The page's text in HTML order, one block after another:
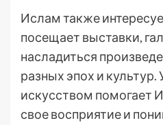
Ислам также
посещает выставки,
насладиться
разных эпох и культур.
искусством помогает
свое восприятие и